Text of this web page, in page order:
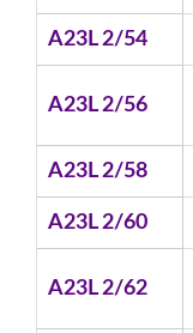
A23L 2/54
A23L 2/56
A23L 2/58
A23L 2/60
A23L 2/62